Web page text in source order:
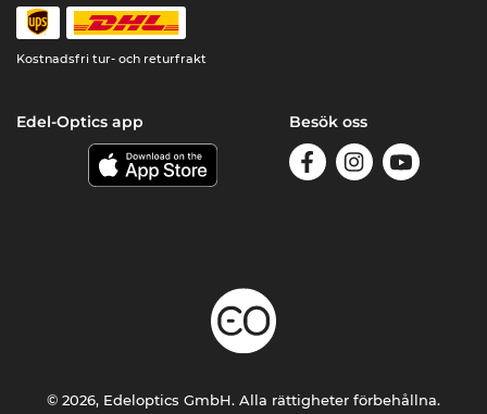
Kostnadsfri tur- och returfrakt
Edel-Optics app Besök oss
© 2026, Edeloptics GmbH. Alla rättigheter förbehållna.